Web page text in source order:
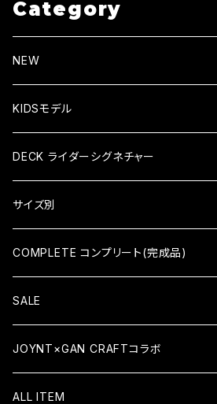
Category
NEW
KIDSモデル
KID'S COMPLETE キッズコンプリート
KID'S DECK キッズデッキ
DECK ライダーシグネチャー
HIROKI SAEGUSA (三枝博貴)
HIDEAKI HAYASHI（林秀晃）
TATSUMA TAMANO（玉野辰磨）
ATSUSHI SATO（佐藤敦）
YUSAKU ISHIKAWA (石川祐作)
サイズ別
7×28（KID'S）
7.375×29.4（KID'S）
7.5×30.8
7.6×31.6
COMPLETE コンプリート(完成品)
COMPLETE コンプリート
KID'S COMPLETE キッズコンプリート
SALE
JOYNT×GAN CRAFTコラボ
ALL ITEM